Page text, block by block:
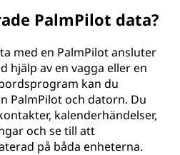
PalmPilot data?
med en PalmPilot ansluter
hjälp av en vagga eller en
kan du
PalmPilot och datorn. Du
kalenderhändelser,
och se till att
på båda enheterna.